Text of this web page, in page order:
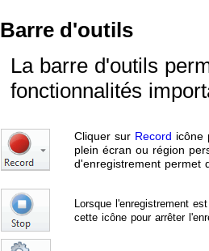
Barre d'outils
La barre d'outils
fonctionnalités
Cliquer sur Record icône
plein écran ou région
d'enregistrement permet
Lorsque l'enregistrement
cette icône pour arrêter